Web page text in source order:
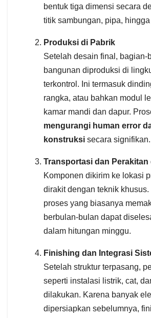
bentuk tiga dimensi secara
titik sambungan, pipa,
Produksi di Pabrik
Setelah desain final, bagian-
bangunan diproduksi di
terkontrol. Ini termasuk
rangka, atau bahkan modul
kamar mandi dan dapur.
mengurangi human error
konstruksi secara signifikan.
Transportasi dan Perakitan
Komponen dikirim ke lokasi
dirakit dengan teknik
proses yang biasanya
berbulan-bulan dapat
dalam hitungan minggu.
Finishing dan Integrasi
Setelah struktur terpasang,
seperti instalasi listrik, cat,
dilakukan. Karena banyak
dipersiapkan sebelumnya,